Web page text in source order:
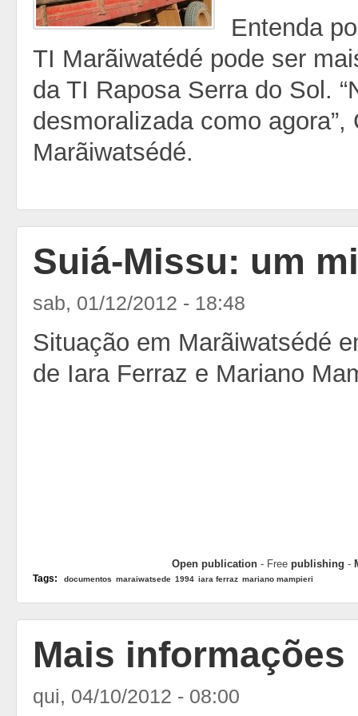
Entenda
TI Marãiwatédé pode ser
da TI Raposa Serra do Sol.
desmoralizada como
Marãiwatsédé.
Suiá-Missu: um
sab, 01/12/2012 - 18:48
Situação em Marãiwatsédé
de Iara Ferraz e Mariano
Open publication - Free publishing -
Tags: documentos maraiwatsede 1994 iara ferraz mariano mampieri
Mais informações
qui, 04/10/2012 - 08:00